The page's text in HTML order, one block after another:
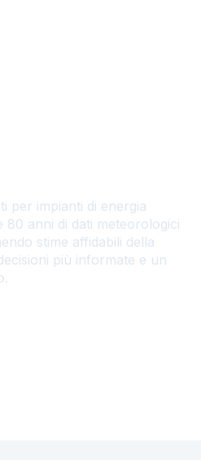
per impianti di energia
anni di dati meteorologici
stime affidabili della
più informate e un